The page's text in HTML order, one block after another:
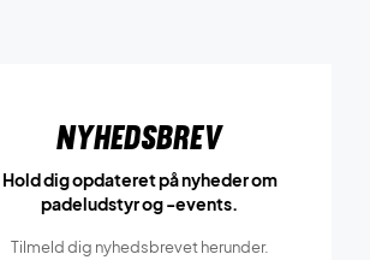
Nyhedsbrev
Hold dig opdateret på nyheder om
padeludstyr og -events.
Tilmeld dig nyhedsbrevet herunder.